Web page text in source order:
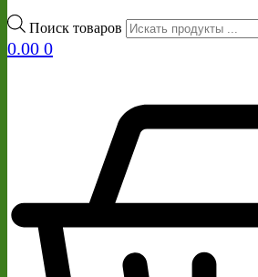
Поиск товаров
0.00 0